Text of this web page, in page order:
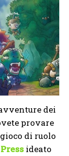
dei
provare
gioco di ruolo
ideato